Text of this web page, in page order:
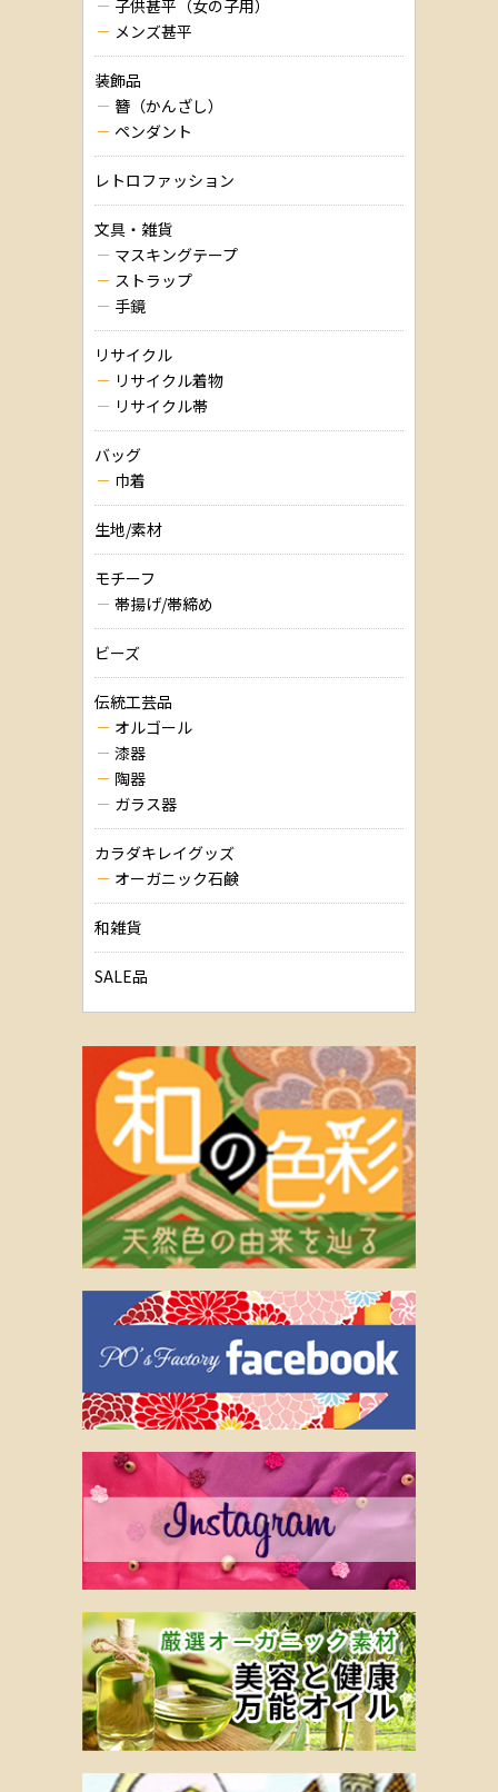
子供甚平（女の子用）
メンズ甚平
装飾品
簪（かんざし）
ペンダント
レトロファッション
文具・雑貨
マスキングテープ
ストラップ
手鏡
リサイクル
リサイクル着物
リサイクル帯
バッグ
巾着
生地/素材
モチーフ
帯揚げ/帯締め
ビーズ
伝統工芸品
オルゴール
漆器
陶器
ガラス器
カラダキレイグッズ
オーガニック石鹸
和雑貨
SALE品